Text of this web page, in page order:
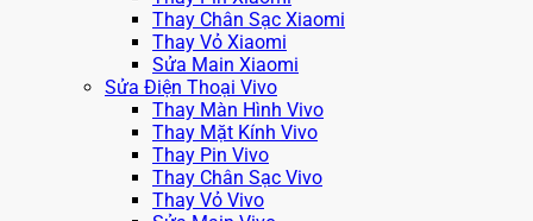
Thay Chân Sạc Xiaomi
Thay Vỏ Xiaomi
Sửa Main Xiaomi
Sửa Điện Thoại Vivo
Thay Màn Hình Vivo
Thay Mặt Kính Vivo
Thay Pin Vivo
Thay Chân Sạc Vivo
Thay Vỏ Vivo